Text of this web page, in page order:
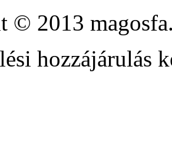
© 2013
hozzájárulás